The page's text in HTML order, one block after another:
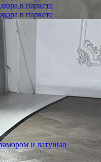
в паркете